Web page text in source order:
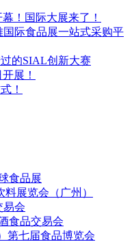
！国际大展来了！
际食品展一站式采购平
的SIAL创新大赛
展！
！
食品展
展览会（广州）
易会
食品交易会
第七届食品博览会